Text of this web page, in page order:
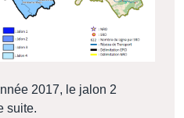
2017, le jalon 2
suite.